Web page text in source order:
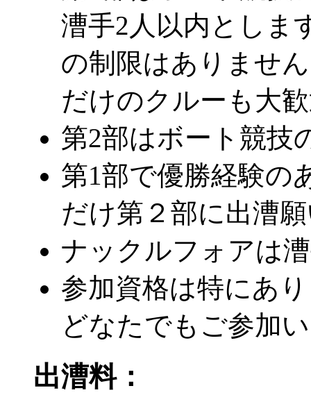
漕手2人以内としま
の制限はありませ
だけのクルーも大
第2部はボート競技
第1部で優勝経験の
だけ第２部に出漕
ナックルフォアは
参加資格は特にあ
どなたでもご参加
出漕料：